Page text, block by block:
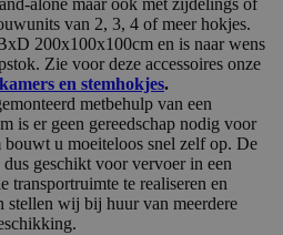
alone maar ook met zijdelings of
van 2, 3, 4 of meer hokjes.
200x100x100cm en is naar wens
Zie voor deze accessoires onze
en stemhokjes.
metbehulp van een
is er geen gereedschap nodig voor
bouwt u moeiteloos snel zelf op. De
geschikt voor vervoer in een
transportruimte te realiseren en
stellen wij bij huur van meerdere